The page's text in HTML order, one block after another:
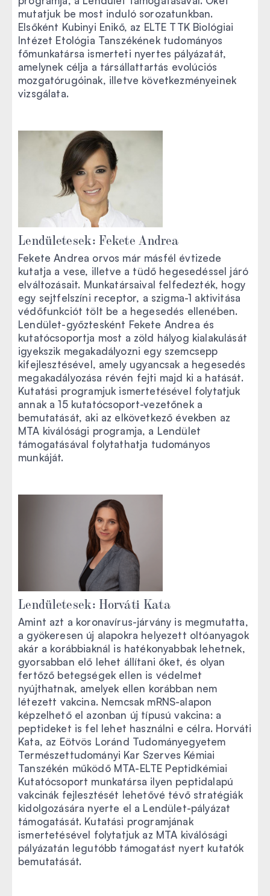
mutatjuk be most induló sorozatunkban.
Elsőként Kubinyi Enikő, az ELTE TTK Biológiai
Intézet Etológia Tanszékének tudományos
főmunkatársa ismerteti nyertes pályázatát,
amelynek célja a társállattartás evolúciós
mozgatórugóinak, illetve következményeinek
vizsgálata.
Lendületesek: Fekete Andrea
Fekete Andrea orvos már másfél évtizede
kutatja a vese, illetve a tüdő hegesedéssel járó
elváltozásait. Munkatársaival felfedezték, hogy
egy sejtfelszíni receptor, a szigma-1 aktivitása
védőfunkciót tölt be a hegesedés ellenében.
Lendület-győztesként Fekete Andrea és
kutatócsoportja most a zöld hályog kialakulását
igyekszik megakadályozni egy szemcsepp
kifejlesztésével, amely ugyancsak a hegesedés
megakadályozása révén fejti majd ki a hatását.
Kutatási programjuk ismertetésével folytatjuk
annak a 15 kutatócsoport-vezetőnek a
bemutatását, aki az elkövetkező években az
MTA kiválósági programja, a Lendület
támogatásával folytathatja tudományos
munkáját.
Lendületesek: Horváti Kata
Amint azt a koronavírus-járvány is megmutatta,
a gyökeresen új alapokra helyezett oltóanyagok
akár a korábbiaknál is hatékonyabbak lehetnek,
gyorsabban elő lehet állítani őket, és olyan
fertőző betegségek ellen is védelmet
nyújthatnak, amelyek ellen korábban nem
létezett vakcina. Nemcsak mRNS-alapon
képzelhető el azonban új típusú vakcina: a
peptideket is fel lehet használni e célra. Horváti
Kata, az Eötvös Loránd Tudományegyetem
Természettudományi Kar Szerves Kémiai
Tanszékén működő MTA-ELTE Peptidkémiai
Kutatócsoport munkatársa ilyen peptidalapú
vakcinák fejlesztését lehetővé tévő stratégiák
kidolgozására nyerte el a Lendület-pályázat
támogatását. Kutatási programjának
ismertetésével folytatjuk az MTA kiválósági
pályázatán legutóbb támogatást nyert kutatók
bemutatását.